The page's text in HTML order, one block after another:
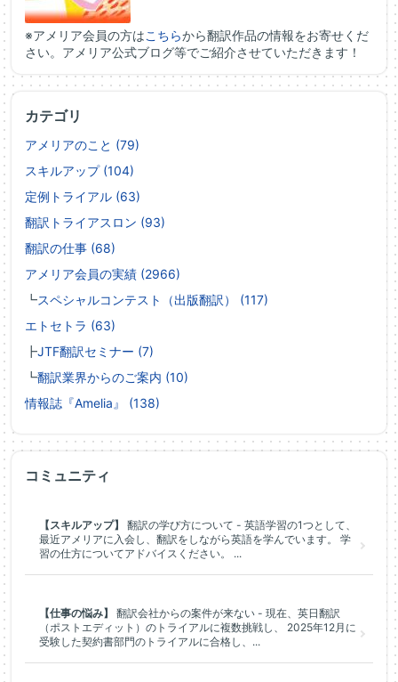
※アメリア会員の方はこちらから翻訳作品の情報をお寄せくだ
さい。アメリア公式ブログ等でご紹介させていただきます！
カテゴリ
アメリアのこと (79)
スキルアップ (104)
定例トライアル (63)
翻訳トライアスロン (93)
翻訳の仕事 (68)
アメリア会員の実績 (2966)
┗スペシャルコンテスト（出版翻訳） (117)
エトセトラ (63)
┣JTF翻訳セミナー (7)
┗翻訳業界からのご案内 (10)
情報誌『Amelia』 (138)
コミュニティ
【スキルアップ】
翻訳の学び方について - 英語学習の1つとして、
最近アメリアに入会し、翻訳をしながら英語を学んでいます。 学
習の仕方についてアドバイスください。 ...
【仕事の悩み】
翻訳会社からの案件が来ない - 現在、英日翻訳
（ポストエディット）のトライアルに複数挑戦し、 2025年12月に
受験した契約書部門のトライアルに合格し、...